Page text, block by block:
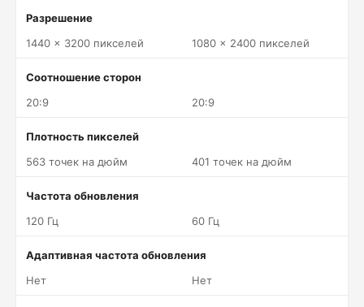
Разрешение
1440 x 3200 пикселей
1080 x 2400 пикселей
Соотношение сторон
20:9
20:9
Плотность пикселей
563 точек на дюйм
401 точек на дюйм
Частота обновления
120 Гц
60 Гц
Адаптивная частота обновления
Нет
Нет